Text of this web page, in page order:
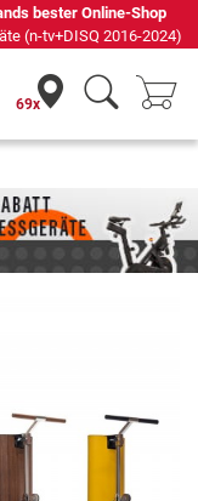
Shop
2024)
69x